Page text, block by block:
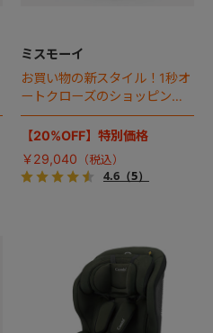
ミスモーイ
お買い物の新スタイル！1秒オ
ートクローズのショッピング
カート誕生。
【20%OFF】特別価格
￥29,040
4.6（5）